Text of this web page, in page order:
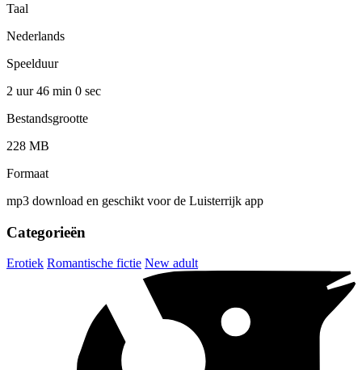
Taal
Nederlands
Speelduur
2 uur 46 min 0 sec
Bestandsgrootte
228 MB
Formaat
mp3 download en geschikt voor de Luisterrijk app
Categorieën
Erotiek Romantische fictie New adult